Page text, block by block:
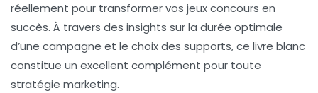
réellement pour transformer vos jeux concours en
succès. À travers des insights sur la durée optimale
d’une campagne et le choix des supports, ce livre blanc
constitue un excellent complément pour toute
stratégie marketing.